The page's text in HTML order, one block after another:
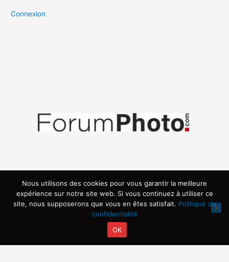
Connexion
Copyright © 2026 | Propulsé par ARVIA
Nous utilisons des cookies pour vous garantir la meilleure
expérience sur notre site web. Si vous continuez à utiliser ce
site, nous supposerons que vous en êtes satisfait. Politique de
confidentialité
OK